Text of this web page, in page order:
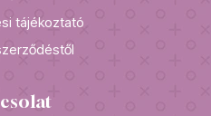
tájékoztató